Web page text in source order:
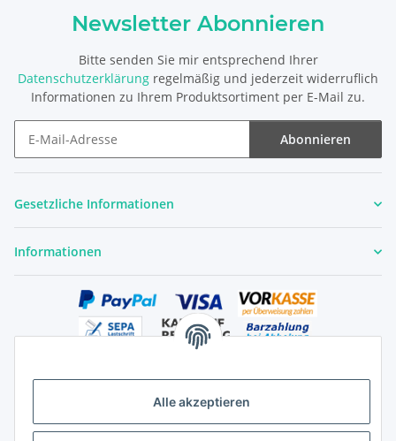
Alle akzeptieren
Newsletter Abonnieren
Bitte senden Sie mir entsprechend Ihrer
Datenschutzerklärung regelmäßig und jederzeit widerruflich
Informationen zu Ihrem Produktsortiment per E-Mail zu.
Abonnieren
Gesetzliche Informationen
Informationen